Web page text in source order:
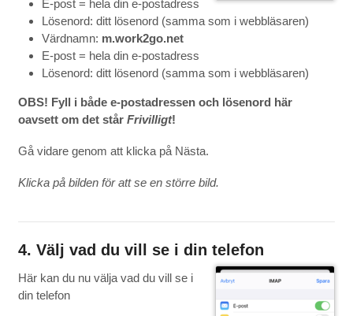
E-post = hela din e-postadress
Lösenord: ditt lösenord (samma som i webbläsaren)
Värdnamn: m.work2go.net
E-post = hela din e-postadress
Lösenord: ditt lösenord (samma som i webbläsaren)
OBS! Fyll i både e-postadressen och lösenord här
oavsett om det står Frivilligt!
Gå vidare genom att klicka på Nästa.
Klicka på bilden för att se en större bild.
4. Välj vad du vill se i din telefon
Här kan du nu välja vad du vill se i
din telefon